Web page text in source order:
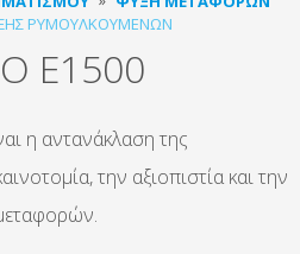
ΡΥΜΟΥΛΚΟΎΜΕΝΩΝ
E1500
η αντανάκλαση της
την αξιοπιστία και την